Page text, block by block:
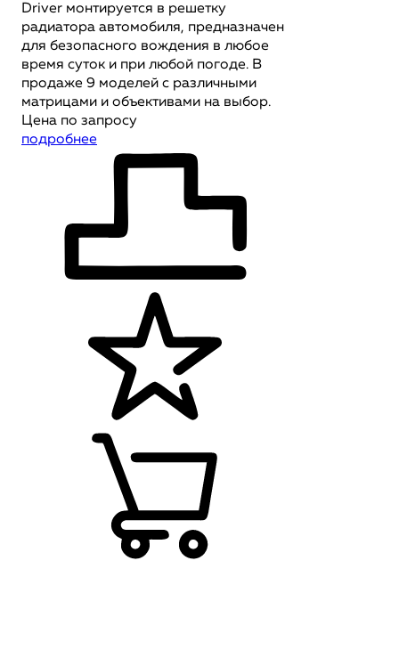
Driver монтируется в решетку
радиатора автомобиля, предназначен
для безопасного вождения в любое
время суток и при любой погоде. В
продаже 9 моделей с различными
матрицами и объективами на выбор.
Цена по запросу
подробнее